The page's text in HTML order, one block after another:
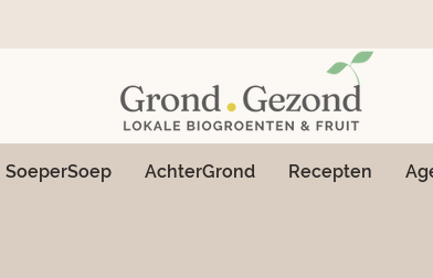
SoeperSoep AchterGrond Recepten